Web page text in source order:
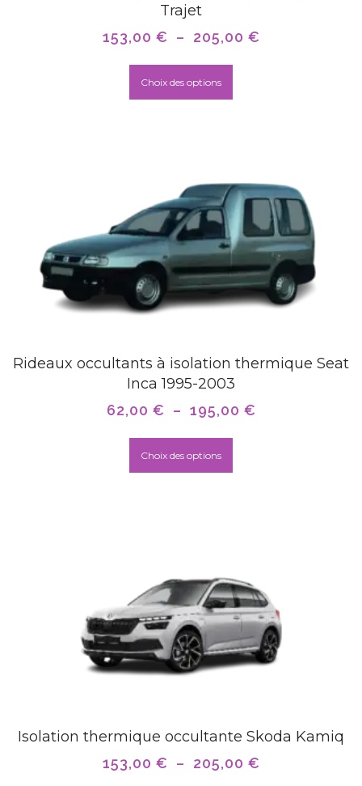
Trajet
153,00 € – 205,00 €
Choix des options
Rideaux occultants à isolation thermique Seat
Inca 1995-2003
62,00 € – 195,00 €
Choix des options
Isolation thermique occultante Skoda Kamiq
153,00 € – 205,00 €